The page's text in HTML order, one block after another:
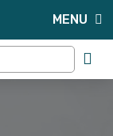
MENU